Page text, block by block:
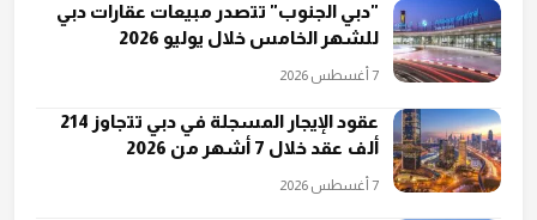
"دبي الجنوب" تتصدر مبيعات عقارات دبي
للشهر الخامس خلال يوليو 2026
7 أغسطس 2026
عقود الإيجار المسجلة في دبي تتجاوز 214
ألف عقد خلال 7 أشهر من 2026
7 أغسطس 2026